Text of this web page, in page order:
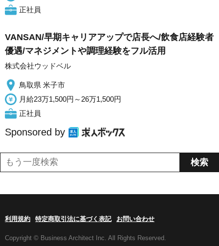
正社員
VANSAN/早期キャリアアップで店長へ/飲食店経験者
優遇/マネジメントや調理経験をフル活用
株式会社ウッドベル
鳥取県 米子市
月給23万1,500円～26万1,500円
正社員
Sponsored by
利用規約 特定商取引法に基づく表記 お問い合わせ
Copyright © Business Architect Inc. All Rights Reserved.